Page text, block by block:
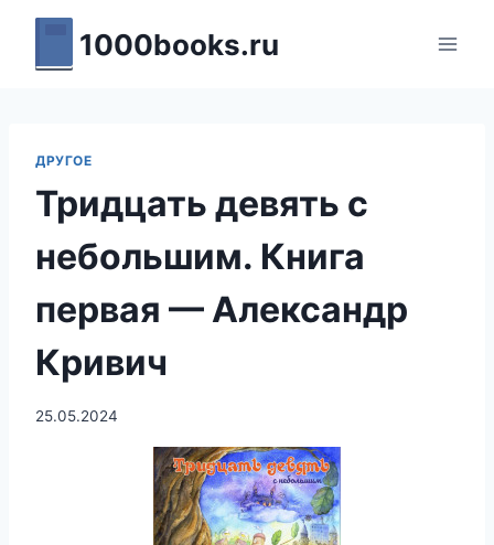
Перейти
содержимому
1000books.ru
ДРУГОЕ
Тридцать девять с
небольшим. Книга
первая — Александр
Кривич
25.05.2024